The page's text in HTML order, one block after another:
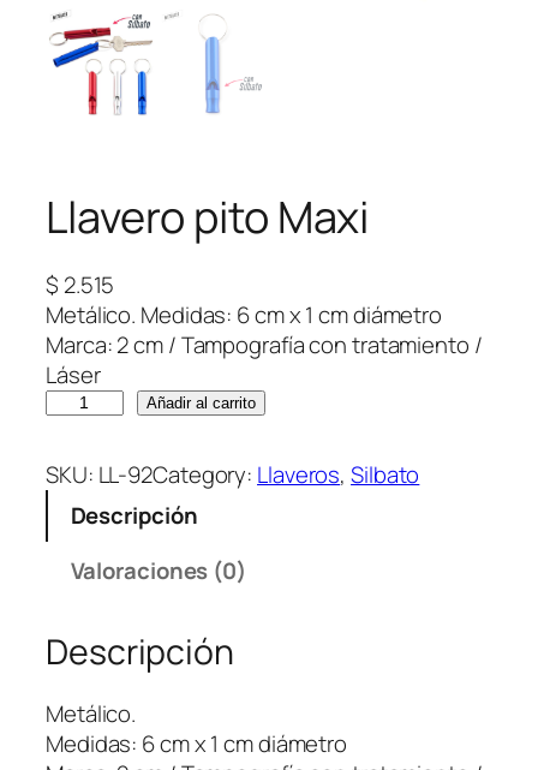
Llavero pito Maxi
$ 2.515
Metálico. Medidas: 6 cm x 1 cm diámetro
Marca: 2 cm / Tampografía con tratamiento /
Láser
a
v
i
t
o
M
a
Añadir al carrito
SKU: LL-92Category: Llaveros, Silbato
Descripción
Valoraciones (0)
Descripción
Metálico.
Medidas: 6 cm x 1 cm diámetro